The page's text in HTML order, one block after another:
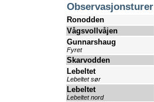
Observasjonsturer
Ronodden
Vågsvollvåjen
Gunnarshaug
Fyret
Skarvodden
Lebeltet
Lebeltet sør
Lebeltet
Lebeltet nord